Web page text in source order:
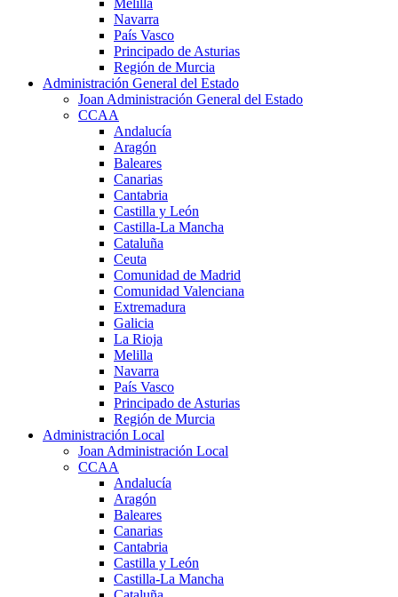
Navarra
País Vasco
Principado de Asturias
Región de Murcia
Administración General del Estado
Joan Administración General del Estado
CCAA
Andalucía
Aragón
Baleares
Canarias
Cantabria
Castilla y León
Castilla-La Mancha
Cataluña
Ceuta
Comunidad de Madrid
Comunidad Valenciana
Extremadura
Galicia
La Rioja
Melilla
Navarra
País Vasco
Principado de Asturias
Región de Murcia
Administración Local
Joan Administración Local
CCAA
Andalucía
Aragón
Baleares
Canarias
Cantabria
Castilla y León
Castilla-La Mancha